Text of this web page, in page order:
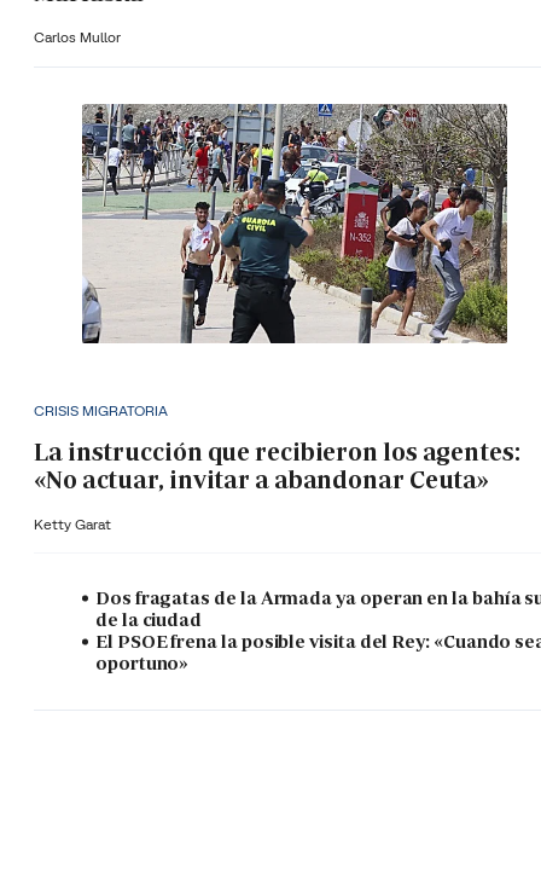
Carlos Mullor
CRISIS MIGRATORIA
La instrucción que recibieron los agentes:
«No actuar, invitar a abandonar Ceuta»
Ketty Garat
Dos fragatas de la Armada ya operan en la bahía
de la ciudad
El PSOE frena la posible visita del Rey: «Cuando
oportuno»